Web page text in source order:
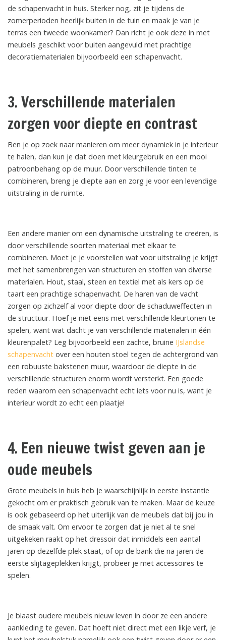
de schapenvacht in huis. Sterker nog, zit je tijdens de
zomerperioden heerlijk buiten in de tuin en maak je van je
terras een tweede woonkamer? Dan richt je ook deze in met
meubels geschikt voor buiten aangevuld met prachtige
decoratiematerialen bijvoorbeeld een schapenvacht.
3. Verschillende materialen
zorgen voor diepte en contrast
Ben je op zoek naar manieren om meer dynamiek in je interieur
te halen, dan kun je dat doen met kleurgebruik en een mooi
patroonbehang op de muur. Door verschillende tinten te
combineren, breng je diepte aan en zorg je voor een levendige
uitstraling in de ruimte.
Een andere manier om een dynamische uitstraling te creëren, is
door verschillende soorten materiaal met elkaar te
combineren. Moet je je voorstellen wat voor uitstraling je krijgt
met het samenbrengen van structuren en stoffen van diverse
materialen. Hout, staal, steen en textiel met als kers op de
taart een prachtige schapenvacht. De haren van de vacht
zorgen op zichzelf al voor diepte door de schaduweffecten in
de structuur. Hoef je niet eens met verschillende kleurtonen te
spelen, want wat dacht je van verschillende materialen in één
kleurenpalet? Leg bijvoorbeeld een zachte, bruine IJslandse
schapenvacht over een houten stoel tegen de achtergrond van
een robuuste bakstenen muur, waardoor de diepte in de
verschillende structuren enorm wordt versterkt. Een goede
reden waarom een schapenvacht echt iets voor nu is, want je
interieur wordt zo echt een plaatje!
4. Een nieuwe twist geven aan je
oude meubels
Grote meubels in huis heb je waarschijnlijk in eerste instantie
gekocht om er praktisch gebruik van te maken. Maar de keuze
is ook gebaseerd op het uiterlijk van de meubels dat bij jou in
de smaak valt. Om ervoor te zorgen dat je niet al te snel
uitgekeken raakt op het dressoir dat inmiddels een aantal
jaren op dezelfde plek staat, of op de bank die na jaren de
eerste slijtageplekken krijgt, probeer je met accessoires te
spelen.
Je blaast oudere meubels nieuw leven in door ze een andere
aankleding te geven. Dat hoeft niet direct met een likje verf, je